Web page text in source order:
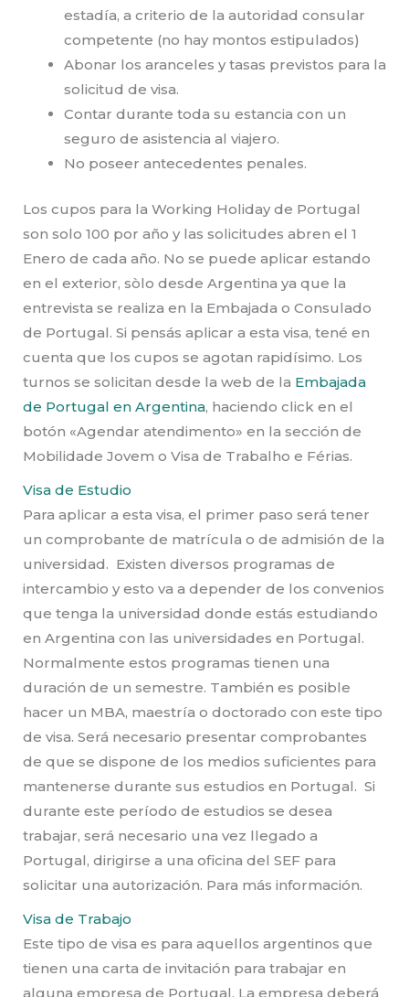
estadía, a criterio de la autoridad consular
competente (no hay montos estipulados)
Abonar los aranceles y tasas previstos para la
solicitud de visa.
Contar durante toda su estancia con un
seguro de asistencia al viajero.
No poseer antecedentes penales.
Los cupos para la Working Holiday de Portugal
son solo 100 por año y las solicitudes abren el 1
Enero de cada año. No se puede aplicar estando
en el exterior, sòlo desde Argentina ya que la
entrevista se realiza en la Embajada o Consulado
de Portugal. Si pensás aplicar a esta visa, tené en
cuenta que los cupos se agotan rapidísimo. Los
turnos se solicitan desde la web de la Embajada
de Portugal en Argentina, haciendo click en el
botón «Agendar atendimento» en la sección de
Mobilidade Jovem o Visa de Trabalho e Férias.
Visa de Estudio
Para aplicar a esta visa, el primer paso será tener
un comprobante de matrícula o de admisión de la
universidad. Existen diversos programas de
intercambio y esto va a depender de los convenios
que tenga la universidad donde estás estudiando
en Argentina con las universidades en Portugal.
Normalmente estos programas tienen una
duración de un semestre. También es posible
hacer un MBA, maestría o doctorado con este tipo
de visa. Será necesario presentar comprobantes
de que se dispone de los medios suficientes para
mantenerse durante sus estudios en Portugal. Si
durante este período de estudios se desea
trabajar, será necesario una vez llegado a
Portugal, dirigirse a una oficina del SEF para
solicitar una autorización. Para más información.
Visa de Trabajo
Este tipo de visa es para aquellos argentinos que
tienen una carta de invitación para trabajar en
alguna empresa de Portugal. La empresa deberá